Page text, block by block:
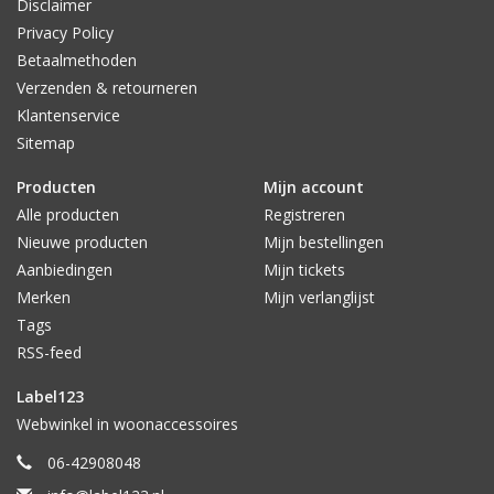
o.a. mokken, kopjes, theemokken, ontbijtborden, schalen en
noem maar op. Het leuke van HK Living is dat je het
verschillende keramiek mooi met elkaar kunt combineren. Mix
en Match!
Disclaimer
Privacy Policy
Betaalmethoden
Verzenden & retourneren
Klantenservice
Sitemap
Producten
Alle producten
Nieuwe producten
Aanbiedingen
Merken
Tags
RSS-feed
Mijn account
Registreren
Mijn bestellingen
Mijn tickets
Mijn verlanglijst
Label123
Webwinkel in woonaccessoires
06-42908048